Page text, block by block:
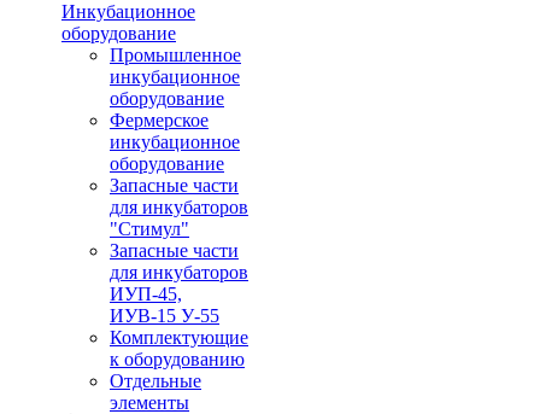
Инкубационное
оборудование
Промышленное
инкубационное
оборудование
Фермерское
инкубационное
оборудование
Запасные части
для инкубаторов
"Стимул"
Запасные части
для инкубаторов
ИУП-45,
ИУВ-15 У-55
Комплектующие
к оборудованию
Отдельные
элементы